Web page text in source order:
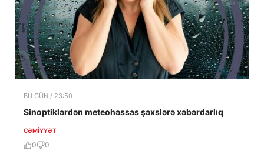
BU GÜN / 23:50
Sinoptiklərdən meteohəssas şəxslərə xəbərdarlıq
CƏMIYYƏT
0 0